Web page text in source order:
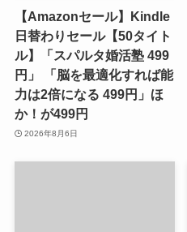
【Amazonセール】Kindle
日替わりセール【50タイト
ル】「スパルタ婚活塾 499
円」 「脳を最適化すれば能
力は2倍になる 499円」ほ
か！が499円
2026年8月6日